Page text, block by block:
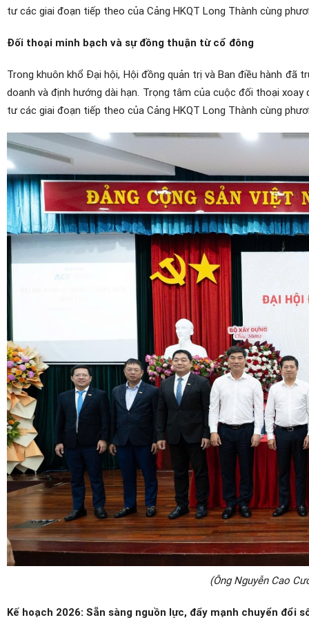
tư các giai đoạn tiếp theo của Cảng HKQT Long Thành cùng
Đối thoại minh bạch và sự đồng thuận từ cổ đông
Trong khuôn khổ Đại hội, Hội đồng quản trị và Ban điều hành đã
doanh và định hướng dài hạn. Trọng tâm của cuộc đối thoại
tư các giai đoạn tiếp theo của Cảng HKQT Long Thành cùng
(Ông Nguyễn Cao
Kế hoạch 2026: Sẵn sàng nguồn lực, đẩy mạnh chuyển đổi